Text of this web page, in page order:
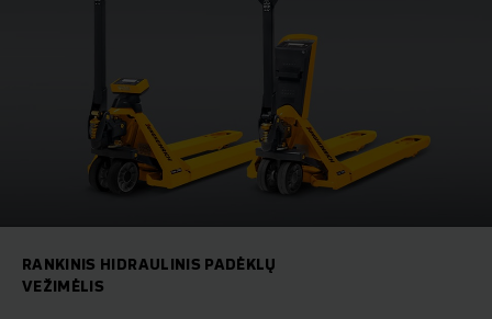
RANKINIS HIDRAULINIS PADĖKLŲ
VEŽIMĖLIS